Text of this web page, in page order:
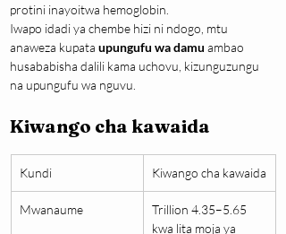
protini inayoitwa hemoglobin.
Iwapo idadi ya chembe hizi ni ndogo, mtu
anaweza kupata upungufu wa damu ambao
husababisha dalili kama uchovu, kizunguzungu
na upungufu wa nguvu.
Kiwango cha kawaida
Kundi Kiwango cha kawaida
Mwanaume
Trillion 4.35–5.65
kwa lita moja ya